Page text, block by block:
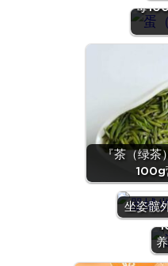
每
『茶（绿茶
100g
坐姿髋